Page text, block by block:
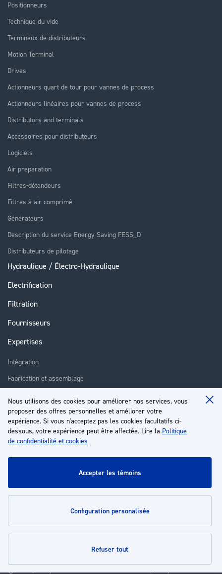
Nous utilisons des cookies pour améliorer nos services, vous
proposer des offres personnelles et améliorer votre
expérience. Si vous n'acceptez pas les cookies facultatifs ci-
dessous, votre expérience peut être affectée. Lire la Politique
de confidentialité et cookies
accepter les témoins
configuration personalisée
refuser tout
Positionneurs
Technique du vide
Terminaux de distributeurs
Motion Terminal
Drives
Actionneurs quart de tour pour vannes de process
Actionneurs linéaires pour vannes de process
Distributors and terminals
Accessoires pour distributeurs
Logiciels
Air preparation
Filtres-détendeurs
Filtres à air comprimé
Générateurs
Description du service Energy Saving FESS_D
Distributeurs de pilotage
Hydraulique / Électro-Hydraulique
Electrification
Filtration
Fournisseurs
Expertises
Intégration
Fabrication et assemblage
Réparation
Formation
À propos
Service client